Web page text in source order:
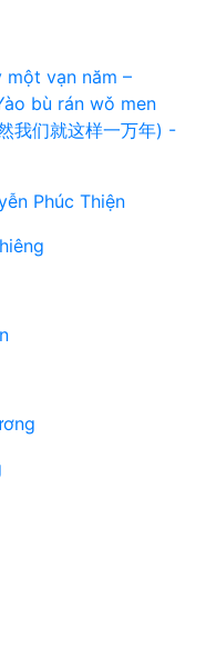
một vạn năm –
bù rán wǒ men
我们就这样一万年) -
Phúc Thiện